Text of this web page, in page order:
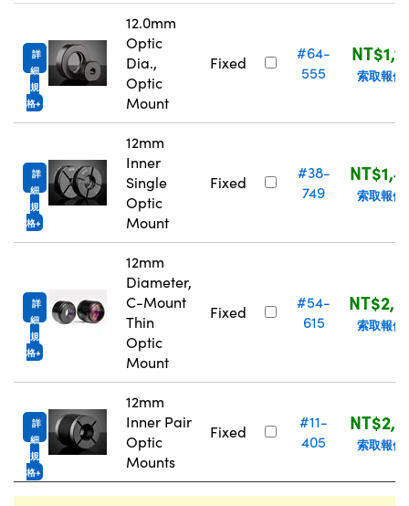
詳
細
規
格
12.0mm
Optic
Dia.,
Optic
Mount
Fixed
#64-
555
索取報價
詳
細
規
格
12mm
Inner
Single
Optic
Mount
Fixed
#38-
749
索取報價
詳
細
規
格
12mm
Diameter,
C-Mount
Thin
Optic
Mount
Fixed
#54-
615
索取報價
詳
細
規
格
12mm
Inner Pair
Optic
Mounts
Fixed
#11-
405
索取報價